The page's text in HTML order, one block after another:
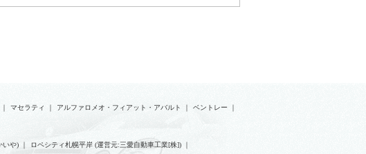
｜ マセラティ ｜ アルファロメオ・フィアット・アバルト ｜ ベントレー ｜
いや) ｜ ロペシティ札幌平岸 (運営元:三愛自動車工業[株]) ｜